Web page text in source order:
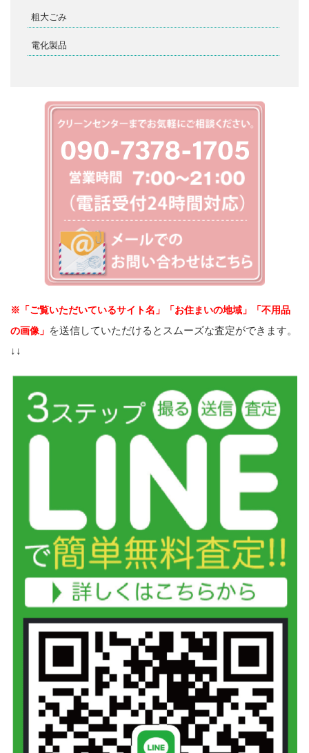
粗大ごみ
電化製品
※「ご覧いただいているサイト名」「お住まいの地域」「不用品
の画像」 を送信していただけるとスムーズな査定ができます。
↓↓